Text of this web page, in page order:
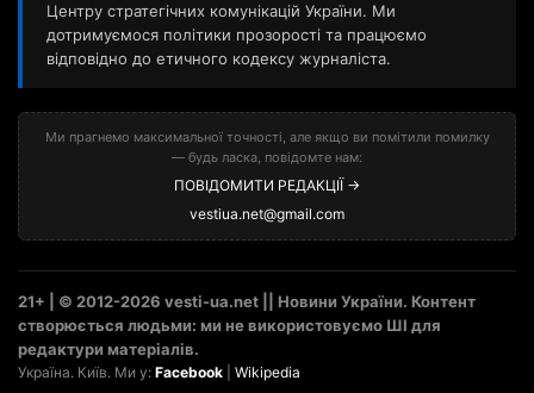
Центру стратегічних комунікацій України. Ми
дотримуємося політики прозорості та працюємо
відповідно до етичного кодексу журналіста.
Ми прагнемо максимальної точності, але якщо ви помітили помилку
— будь ласка, повідомте нам:
ПОВІДОМИТИ РЕДАКЦІЇ →
vestiua.net@gmail.com
21+ | © 2012-2026 vesti-ua.net || Новини України. Контент
створюється людьми: ми не використовуємо ШІ для
редактури матеріалів.
Україна. Київ. Ми у: Facebook Wikipedia